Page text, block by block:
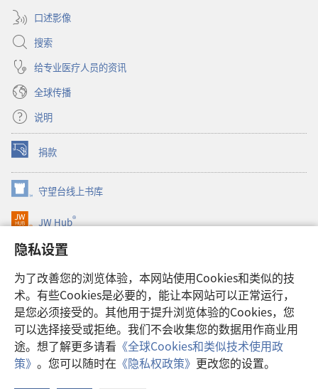
隐私设置
为了改善您的浏览体验，本网站使用Cookies和类似的技
术。有些Cookies是必要的，能让本网站可以正常运行，
是您必须接受的。其他用于提升浏览体验的Cookies，您
可以选择接受或拒绝。我们不会收集您的数据用作商业用
途。想了解更多请看 《全球Cookies和类似技术使用政
策》 。您可以随时在 《隐私权政策》 更改您的设置。
口述影像
搜索
给专业医疗人员的资讯
全球传播
说明
捐款
（打
开
新
窗
口）
守望台线上书库
（打
开
新
口）
JW Hub®
（打
开
新
口）
JW Library®
Watchtower Library
Copyright© 2026 Watch Tower Bible and Tract Society of Pennsylvania.
使用条款|隐私权政策| 隐私设置